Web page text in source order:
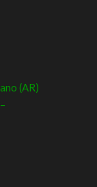
(AR)